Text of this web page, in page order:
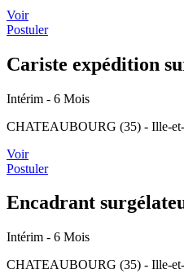
Voir
Postuler
Cariste expédition
Intérim - 6 Mois
CHATEAUBOURG (35) - Ille-
Voir
Postuler
Encadrant
Intérim - 6 Mois
CHATEAUBOURG (35) - Ille-